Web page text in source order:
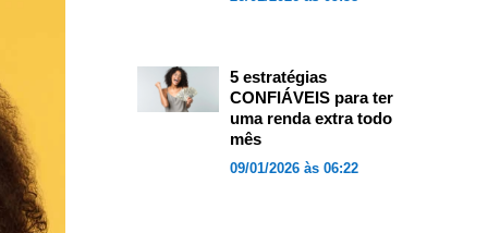
5 estratégias
CONFIÁVEIS para ter
uma renda extra todo
mês
09/01/2026 às 06:22